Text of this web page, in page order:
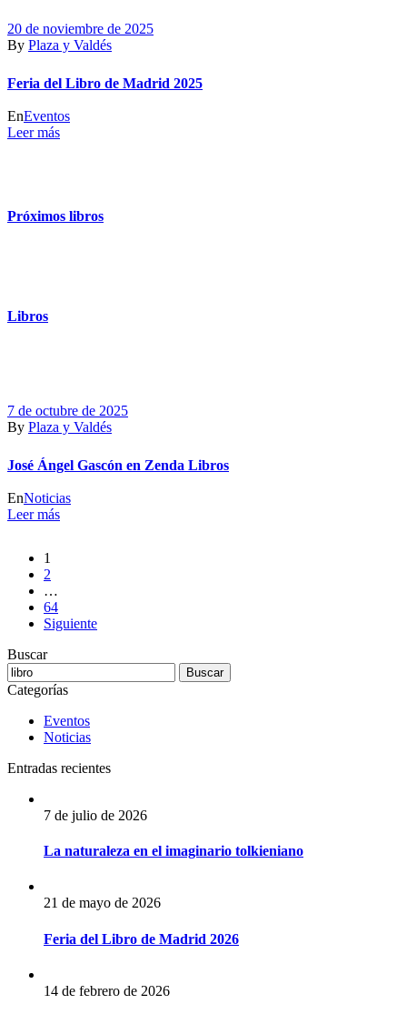
20 de noviembre de 2025
By Plaza y Valdés
Feria del Libro de Madrid 2025
EnEventos
Leer más
Próximos libros
Libros
7 de octubre de 2025
By Plaza y Valdés
José Ángel Gascón en Zenda Libros
EnNoticias
Leer más
1
2
…
64
Siguiente
Buscar
Categorías
Eventos
Noticias
Entradas recientes
7 de julio de 2026
La naturaleza en el imaginario tolkieniano
21 de mayo de 2026
Feria del Libro de Madrid 2026
14 de febrero de 2026